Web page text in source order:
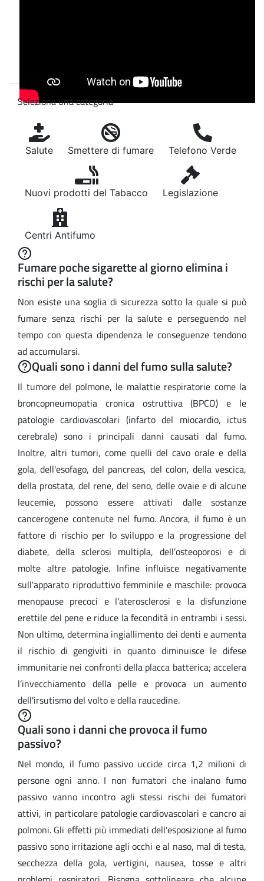
Seleziona una categoria
Salute Smettere di fumare Telefono Verde
Nuovi prodotti del Tabacco Legislazione
Centri Antifumo
Fumare poche sigarette al giorno elimina i
rischi per la salute?
Non esiste una soglia di sicurezza sotto la quale si può
fumare senza rischi per la salute e perseguendo nel
tempo con questa dipendenza le conseguenze tendono
ad accumularsi.
Quali sono i danni del fumo sulla salute?
Il tumore del polmone, le malattie respiratorie come la
broncopneumopatia cronica ostruttiva (BPCO) e le
patologie cardiovascolari (infarto del miocardio, ictus
cerebrale) sono i principali danni causati dal fumo.
Inoltre, altri tumori, come quelli del cavo orale e della
gola, dell'esofago, del pancreas, del colon, della vescica,
della prostata, del rene, del seno, delle ovaie e di alcune
leucemie, possono essere attivati dalle sostanze
cancerogene contenute nel fumo. Ancora, il fumo è un
fattore di rischio per lo sviluppo e la progressione del
diabete, della sclerosi multipla, dell’osteoporosi e di
molte altre patologie. Infine influisce negativamente
sull'apparato riproduttivo femminile e maschile: provoca
menopause precoci e l'aterosclerosi e la disfunzione
erettile del pene e riduce la fecondità in entrambi i sessi.
Non ultimo, determina ingiallimento dei denti e aumenta
il rischio di gengiviti in quanto diminuisce le difese
immunitarie nei confronti della placca batterica; accelera
l’invecchiamento della pelle e provoca un aumento
dell'irsutismo del volto e della raucedine.
Quali sono i danni che provoca il fumo
passivo?
Nel mondo, il fumo passivo uccide circa 1,2 milioni di
persone ogni anno. I non fumatori che inalano fumo
passivo vanno incontro agli stessi rischi dei fumatori
attivi, in particolare patologie cardiovascolari e cancro ai
polmoni. Gli effetti più immediati dell'esposizione al fumo
passivo sono irritazione agli occhi e al naso, mal di testa,
secchezza della gola, vertigini, nausea, tosse e altri